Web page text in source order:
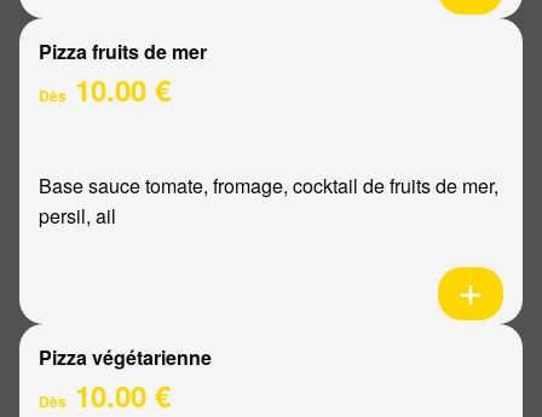
Pizza fruits de mer
Dès 10.00 €
Base sauce tomate, fromage, cocktail de fruits de mer,
persil, ail
Pizza végétarienne
Dès 10.00 €